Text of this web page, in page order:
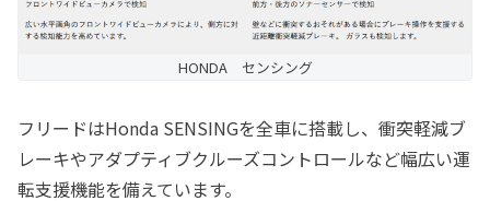
HONDA センシング
フリードはHonda SENSINGを全車に搭載し、衝突軽減ブ
レーキやアダプティブクルーズコントロールなど幅広い運
転支援機能を備えています。